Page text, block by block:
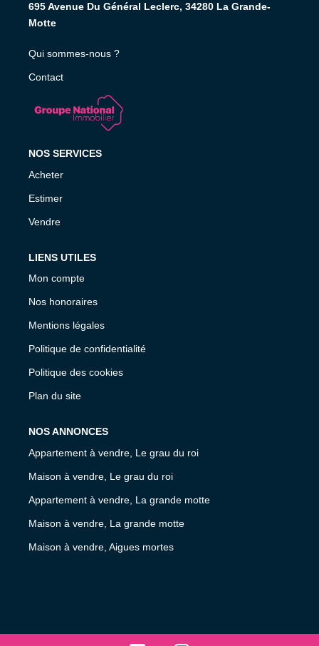
Nous Rejoindre
695 Avenue Du Général Leclerc, 34280 La Grande-
Motte
Qui sommes-nous ?
Contact
NOS SERVICES
Acheter
Estimer
Vendre
LIENS UTILES
Mon compte
Nos honoraires
Mentions légales
Politique de confidentialité
Politique des cookies
Plan du site
NOS ANNONCES
Appartement à vendre, Le grau du roi
Maison à vendre, Le grau du roi
Appartement à vendre, La grande motte
Maison à vendre, La grande motte
Maison à vendre, Aigues mortes